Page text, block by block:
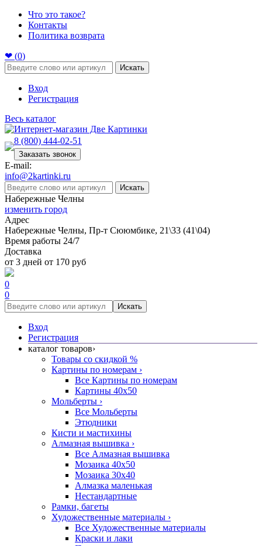
Что это такое?
Контакты
Политика возврата
❤ (0)
Искать
Вход
Регистрация
Весь каталог
8 (800) 444-02-51
Заказать звонок
E-mail:
info@2kartinki.ru
Искать
Набережные Челны
изменить город
Адрес
Набережные Челны, Пр-т Сююмбике, 21\33 (41\04)
Время работы 24/7
Доставка
от 3 дней от 170 руб
0
0
Искать
Вход
Регистрация
каталог товаров›
Товары со скидкой %
Картины по номерам ›
Все Картины по номерам
Картины 40x50
Мольберты ›
Все Мольберты
Этюдники
Кисти и мастихины
Алмазная вышивка ›
Все Алмазная вышивка
Мозаика 40x50
Мозаика 30x40
Алмазка маленькая
Нестандартные
Рамки, багеты
Художественные материалы ›
Все Художественные материалы
Краски и лаки